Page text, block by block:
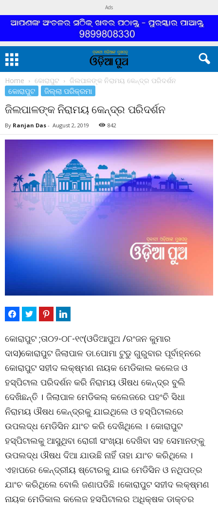
Ads
Home କୋରାପୁଟ ଜିଲପାଳଙ୍କ ନିରାମୟ କେନ୍ଦ୍ର ପରିଦର୍ଶନ
କୋରାପୁଟ ଜିଲ୍ଲା ପରିକ୍ରମା
ଜିଲପାଳଙ୍କ ନିରାମୟ କେନ୍ଦ୍ର ପରିଦର୍ଶନ
By Ranjan Das - August 2, 2019 842
କୋରାପୁଟ ;ତା୦୨-୦୮-୧୯(ଓଡିଆପୁଅ /ରଂଜନ କୁମାର
ଦାସ)କୋରାପୁଟ ଜିଲାପାଳ ଡା.ପୋମା ଟୁଡୁ ଗୁରୁବାର ପୂର୍ବାହ୍ନରେ
କୋରାପୁଟ ସହୀଦ ଲକ୍ଷ୍ମଣ ନାୟକ ମେଡିକାଲ କଲେଜ ଓ
ହସ୍ପିଟାଲ ପରିଦର୍ଶନ କରି ନିରାମୟ ଔଷଧ କେନ୍ଦ୍ର ବୁଲି
ଦେଖିଛନ୍ତି । ଜିଲାପାଳ ମେଡିକଲ୍ କଲେଜରେ ପହଂଚି ସିଧା
ନିରାମୟ ଔଷଧ କେନ୍ଦ୍ରକୁ ଯାଇଥିଲେ ଓ ହସ୍ପିଟାଲରେ
ଉପଲଦ୍ଧ ମେଡିସିନ ଯାଂଚ କରି ଦେଖିଥିଲେ । କୋରାପୁଟ
ହସ୍ପିଟାଲକୁ ଆସୁଥିବା ରୋଗୀ ସଂଖ୍ୟା ଦେଖିବା ସହ ସେମାନଙ୍କୁ
ଉପଲଦ୍ଧ ଔଷଧ ଦିଆ ଯାଉଛି ନାହିଁ ତାହା ଯାଂଚ କରିଥିଲେ ।
ଏହାପରେ କେନ୍ଦ୍ରୀୟ ଷ୍ଟୋରକୁ ଯାଇ ମେଡିସିନ ଓ ନଥିପତ୍ର
ଯାଂଚ କରିଥିଲେ ବୋଲି ଜଣାପଡିଛି ।କୋରାପୁଟ ସହୀଦ ଲକ୍ଷ୍ମଣ
ନାୟକ ମେଡିକାଲ କଲେଜ ହସପିଟାଲର ଅଧିକ୍ଷକ ଡାକ୍ତର